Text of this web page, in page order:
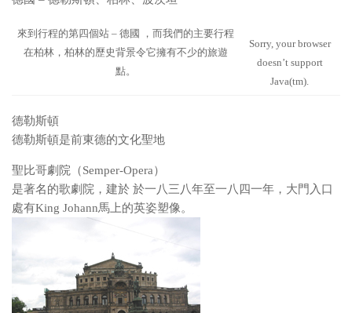
來到行程的第四個站 – 德國 ，而我們的主要行程
在柏林，柏林的歷史背景令它擁有不少的旅遊
點。
Sorry, your browser
doesn’t support
Java(tm).
德勒斯頓
德勒斯頓是前東德的文化聖地
聖比哥劇院（Semper-Opera）
是著名的歌劇院，建於 於一八三八年至一八四一年，大門入口
處有King Johann馬上的英姿塑像。